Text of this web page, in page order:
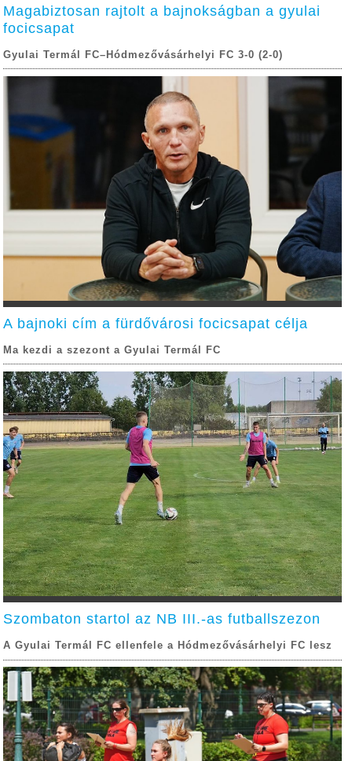
Magabiztosan rajtolt a bajnokságban a gyulai
focicsapat
Gyulai Termál FC–Hódmezővásárhelyi FC 3-0 (2-0)
A bajnoki cím a fürdővárosi focicsapat célja
Ma kezdi a szezont a Gyulai Termál FC
Szombaton startol az NB III.-as futballszezon
A Gyulai Termál FC ellenfele a Hódmezővásárhelyi FC lesz